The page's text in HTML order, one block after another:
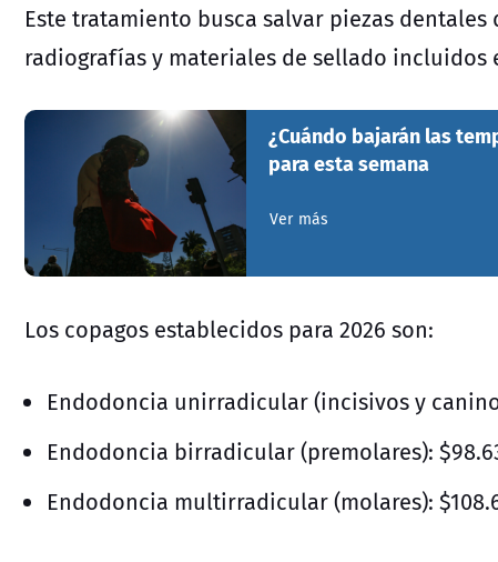
Este tratamiento busca salvar piezas
radiografías y materiales de sellado incluidos
¿Cuándo bajarán las
para esta semana
Ver más
Los copagos establecidos para 2026 son:
Endodoncia unirradicular (incisivos y
Endodoncia birradicular (premolares):
Endodoncia multirradicular (molares):